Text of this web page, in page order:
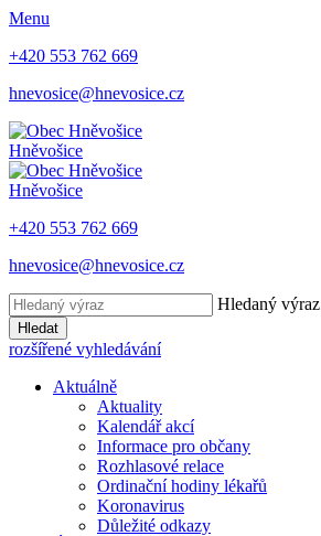
Menu
+420 553 762 669
hnevosice@hnevosice.cz
Hněvošice
Hněvošice
+420 553 762 669
hnevosice@hnevosice.cz
Hledaný výraz
Hledat
rozšířené vyhledávání
Aktuálně
Aktuality
Kalendář akcí
Informace pro občany
Rozhlasové relace
Ordinační hodiny lékařů
Koronavirus
Důležité odkazy